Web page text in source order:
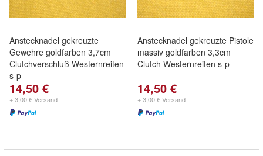
Anstecknadel gekreuzte
Gewehre goldfarben 3,7cm
Clutchverschluß Westernreiten
s-p
14,50 €
+ 3,00 € Versand
Anstecknadel gekreuzte Pistole
massiv goldfarben 3,3cm
Clutch Westernreiten s-p
14,50 €
+ 3,00 € Versand